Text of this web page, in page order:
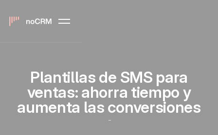
Plantillas de SMS para
ventas: ahorra tiempo y
aumenta las conversiones
-